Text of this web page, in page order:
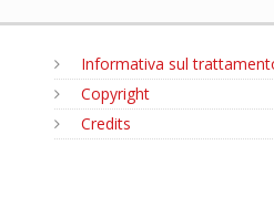
Informativa sul
Copyright
Credits